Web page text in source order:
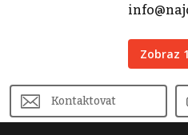
Zobraz
Kontaktovat